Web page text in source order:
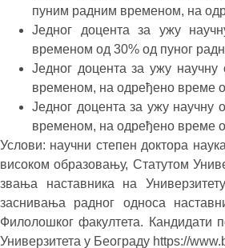
пуним радним временом, на
Једног доцента за ужу
временом од 30% од пуног
Једног доцента за ужу
временом, на одређено време
Једног доцента за ужу научну
временом, на одређено време
Услови: научни степен доктора
високом образовању, Статутом
звања наставника на
заснивања радног односа
Филолошког факултета. Кандидати
Универзитета у Београду https://